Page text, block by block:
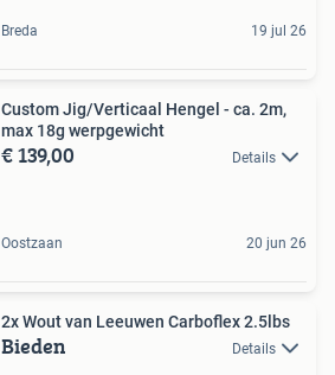
Breda 19 jul 26
Custom Jig/Verticaal Hengel - ca. 2m,
max 18g werpgewicht
€ 139,00 Details
Oostzaan 20 jun 26
2x Wout van Leeuwen Carboflex 2.5lbs
Bieden Details